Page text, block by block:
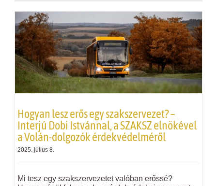
Hogyan lesz erős egy szakszervezet? –
Interjú Dobi Istvánnal, a SZAKSZ elnökével
a Volán-dolgozók érdekvédelméről
2025. július 8.
Mi tesz egy szakszervezetet valóban erőssé?